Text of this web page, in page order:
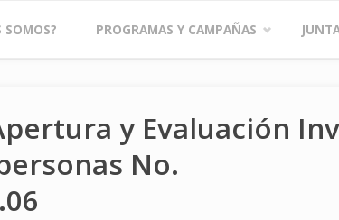
SOMOS? PROGRAMAS Y CAMPAÑAS
y Evaluación
No.